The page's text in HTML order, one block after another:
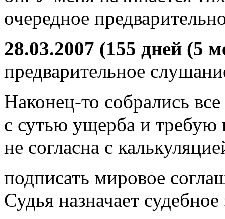
очередное
28.03.2007 (155 дней (5
предварительное
Наконец-то собрались
с сутью ущерба и
не согласна с
подписать мировое
Судья назначает